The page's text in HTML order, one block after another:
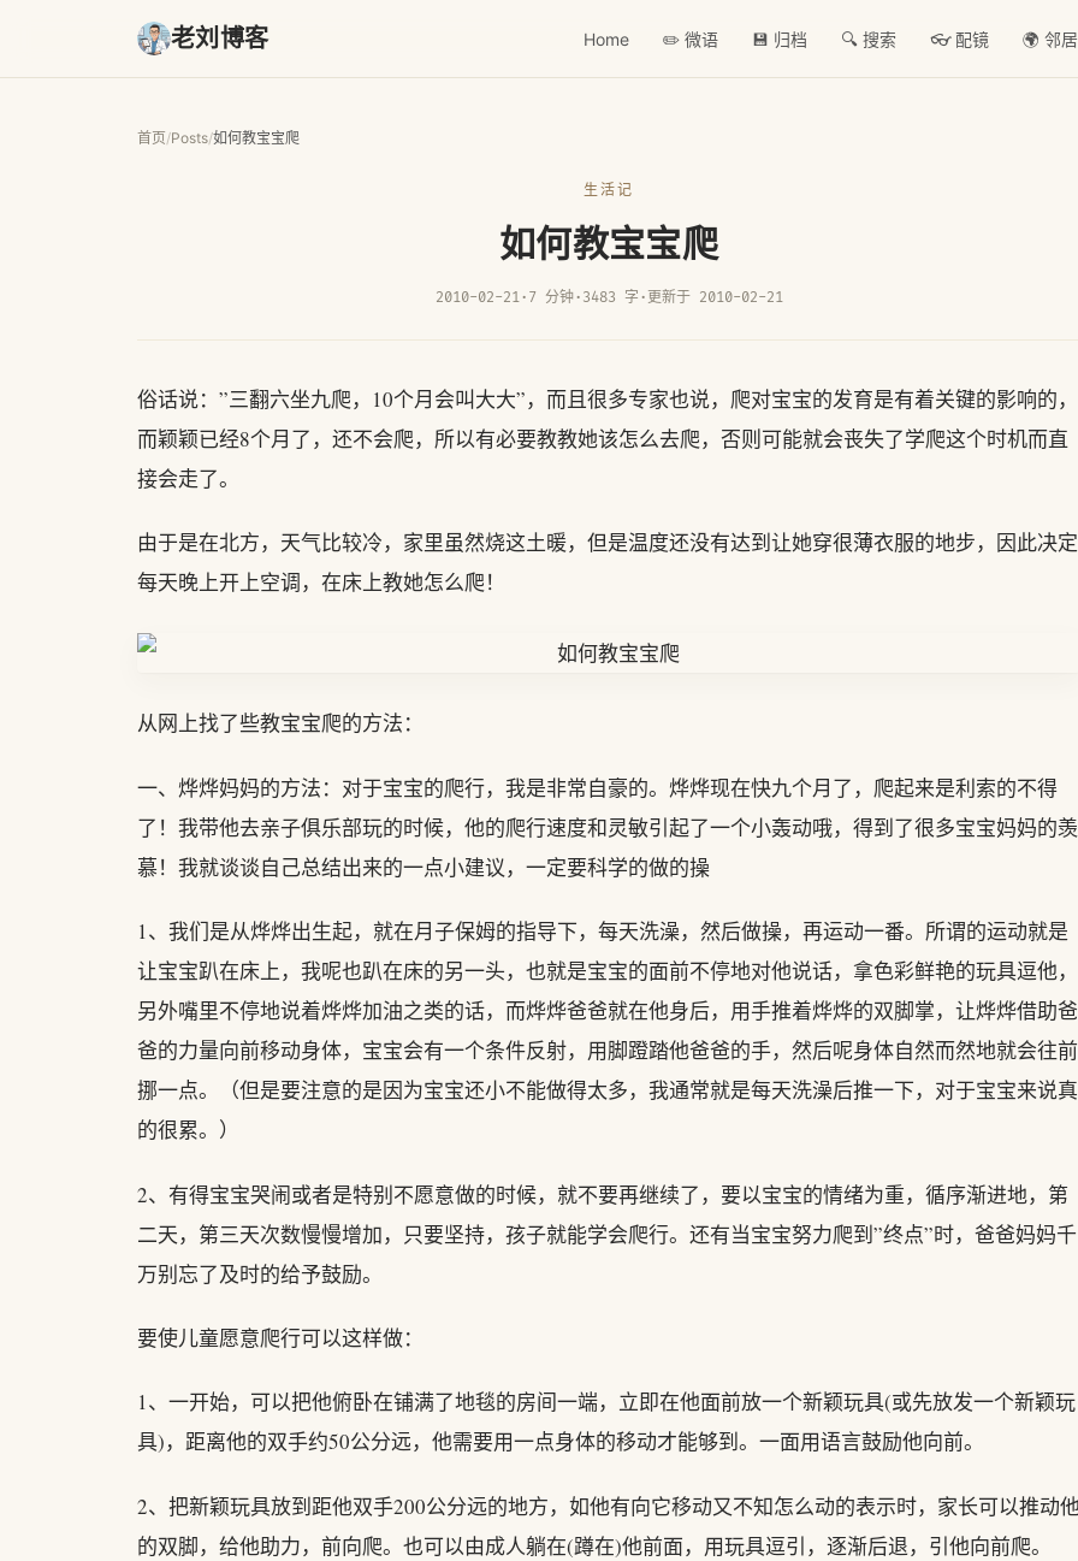
老刘博客 Home ✏️ 微语 💾 归档 🔍 搜索 👓 配镜 🌍 邻居
首页/Posts/如何教宝宝爬
生活记
如何教宝宝爬
2010-02-21· 7 分钟· 3483 字 · 更新于 2010-02-21
俗话说：”三翻六坐九爬，10个月会叫大大”，而且很多专家也说，爬对宝宝的发育是有着关键的影响的，
而颖颖已经8个月了，还不会爬，所以有必要教教她该怎么去爬，否则可能就会丧失了学爬这个时机而直
接会走了。
由于是在北方，天气比较冷，家里虽然烧这土暖，但是温度还没有达到让她穿很薄衣服的地步，因此决定
每天晚上开上空调，在床上教她怎么爬！
从网上找了些教宝宝爬的方法：
一、烨烨妈妈的方法：对于宝宝的爬行，我是非常自豪的。烨烨现在快九个月了，爬起来是利索的不得
了！我带他去亲子俱乐部玩的时候，他的爬行速度和灵敏引起了一个小轰动哦，得到了很多宝宝妈妈的羡
慕！我就谈谈自己总结出来的一点小建议，一定要科学的做的操
1、我们是从烨烨出生起，就在月子保姆的指导下，每天洗澡，然后做操，再运动一番。所谓的运动就是
让宝宝趴在床上，我呢也趴在床的另一头，也就是宝宝的面前不停地对他说话，拿色彩鲜艳的玩具逗他，
另外嘴里不停地说着烨烨加油之类的话，而烨烨爸爸就在他身后，用手推着烨烨的双脚掌，让烨烨借助爸
爸的力量向前移动身体，宝宝会有一个条件反射，用脚蹬踏他爸爸的手，然后呢身体自然而然地就会往前
挪一点。（但是要注意的是因为宝宝还小不能做得太多，我通常就是每天洗澡后推一下，对于宝宝来说真
的很累。）
2、有得宝宝哭闹或者是特别不愿意做的时候，就不要再继续了，要以宝宝的情绪为重，循序渐进地，第
二天，第三天次数慢慢增加，只要坚持，孩子就能学会爬行。还有当宝宝努力爬到”终点”时，爸爸妈妈千
万别忘了及时的给予鼓励。
要使儿童愿意爬行可以这样做：
1、一开始，可以把他俯卧在铺满了地毯的房间一端，立即在他面前放一个新颖玩具(或先放发一个新颖玩
具)，距离他的双手约50公分远，他需要用一点身体的移动才能够到。一面用语言鼓励他向前。
2、把新颖玩具放到距他双手200公分远的地方，如他有向它移动又不知怎么动的表示时，家长可以推动
的双脚，给他助力，前向爬。也可以由成人躺在(蹲在)他前面，用玩具逗引，逐渐后退，引他向前爬。